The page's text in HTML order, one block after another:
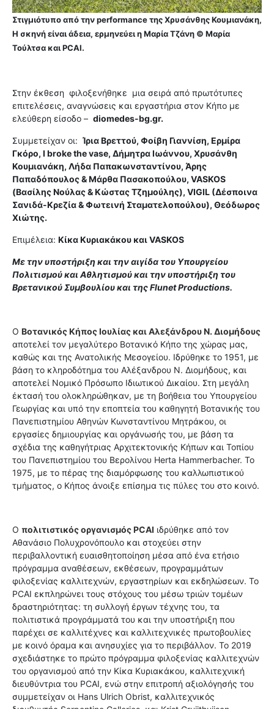
Στιγμιότυπο από την performance της Χρυσάνθης Κουμιανάκη,
Η σκηνή είναι άδεια, ερμηνεύει η Μαρία Τζάνη © Μαρία
Τούλτσα και PCAI.
Στην έκθεση φιλοξενήθηκε μια σειρά από πρωτότυπες
επιτελέσεις, αναγνώσεις και εργαστήρια στον Κήπο με
ελεύθερη είσοδο – diomedes-bg.gr.
Συμμετείχαν οι: Ίρια Βρεττού, Φοίβη Γιαννίση, Ερμίρα
Γκόρο, I broke the vase, Δήμητρα Ιωάννου, Χρυσάνθη
Κουμιανάκη, Λήδα Παπακωνσταντίνου, Άρης
Παπαδόπουλος & Μάρθα Πασακοπούλου, VASKOS
(Βασίλης Νούλας & Κώστας Τζημούλης), VIGIL (Δέσποινα
Σανιδά-Κρεζία & Φωτεινή Σταματελοπούλου), Θεόδωρος
Χιώτης.
Επιμέλεια: Κίκα Κυριακάκου και VASKOS
Με την υποστήριξη και την αιγίδα του Υπουργείου
Πολιτισμού και Αθλητισμού και την υποστήριξη του
Βρετανικού Συμβουλίου και της Flunet Productions.
Ο Βοτανικός Κήπος Ιουλίας και Αλεξάνδρου Ν. Διομήδους
αποτελεί τον μεγαλύτερο Βοτανικό Κήπο της χώρας μας,
καθώς και της Ανατολικής Μεσογείου. Ιδρύθηκε το 1951, με
βάση το κληροδότημα του Αλέξανδρου Ν. Διομήδους, και
αποτελεί Νομικό Πρόσωπο Ιδιωτικού Δικαίου. Στη μεγάλη
έκτασή του ολοκληρώθηκαν, με τη βοήθεια του Υπουργείου
Γεωργίας και υπό την εποπτεία του καθηγητή Βοτανικής του
Πανεπιστημίου Αθηνών Κωνσταντίνου Μητράκου, οι
εργασίες δημιουργίας και οργάνωσής του, με βάση τα
σχέδια της καθηγήτριας Αρχιτεκτονικής Κήπων και Τοπίου
του Πανεπιστημίου του Βερολίνου Herta Hammerbacher. Το
1975, με το πέρας της διαμόρφωσης του καλλωπιστικού
τμήματος, ο Κήπος άνοιξε επίσημα τις πύλες του στο κοινό.
Ο πολιτιστικός οργανισμός PCAI ιδρύθηκε από τον
Αθανάσιο Πολυχρονόπουλο και στοχεύει στην
περιβαλλοντική ευαισθητοποίηση μέσα από ένα ετήσιο
πρόγραμμα αναθέσεων, εκθέσεων, προγραμμάτων
φιλοξενίας καλλιτεχνών, εργαστηρίων και εκδηλώσεων. Το
PCAI εκπληρώνει τους στόχους του μέσω τριών τομέων
δραστηριότητας: τη συλλογή έργων τέχνης του, τα
πολιτιστικά προγράμματά του και την υποστήριξη που
παρέχει σε καλλιτέχνες και καλλιτεχνικές πρωτοβουλίες
με κοινό όραμα και ανησυχίες για το περιβάλλον. Το 2019
σχεδιάστηκε το πρώτο πρόγραμμα φιλοξενίας καλλιτεχνών
του οργανισμού από την Κίκα Κυριακάκου, καλλιτεχνική
διευθύντρια του PCAI, ενώ στην επιτροπή αξιολόγησής του
συμμετείχαν οι Hans Ulrich Obrist, καλλιτεχνικός